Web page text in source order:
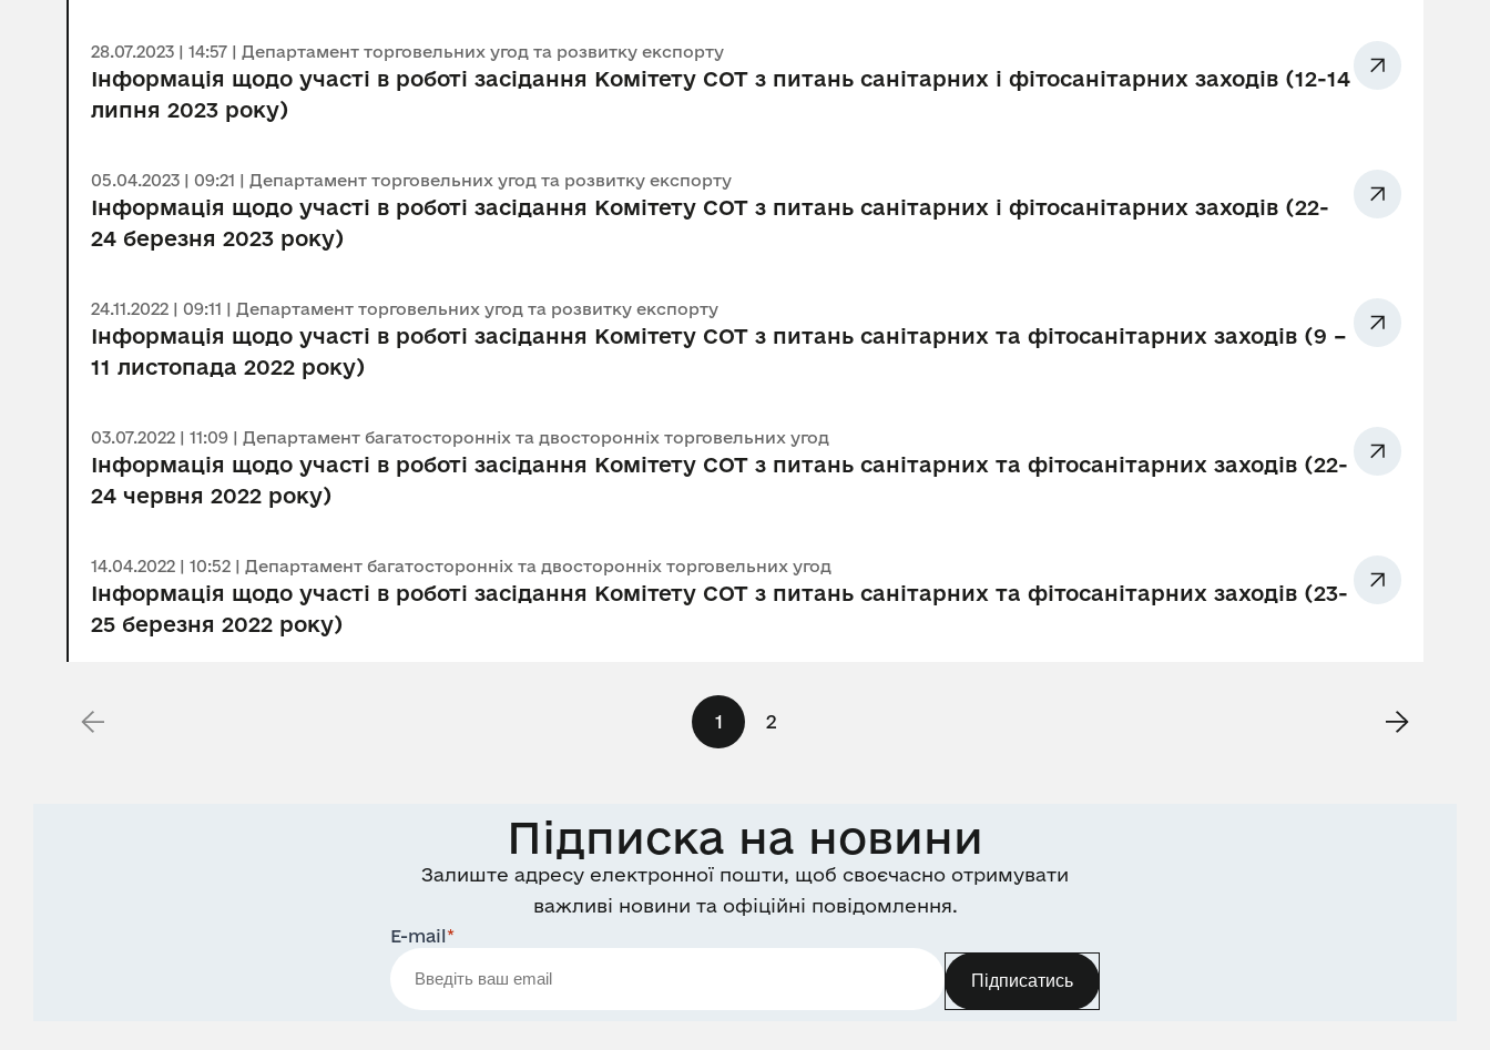
28.07.2023 | 14:57 | Департамент торговельних угод та розвитку експорту
Інформація щодо участі в роботі засідання Комітету СОТ з питань санітарних і фітосанітарних заходів (12-14
липня 2023 року)
05.04.2023 | 09:21 | Департамент торговельних угод та розвитку експорту
Інформація щодо участі в роботі засідання Комітету СОТ з питань санітарних і фітосанітарних заходів (22-
24 березня 2023 року)
24.11.2022 | 09:11 | Департамент торговельних угод та розвитку експорту
Інформація щодо участі в роботі засідання Комітету СОТ з питань санітарних та фітосанітарних заходів (9 –
11 листопада 2022 року)
03.07.2022 | 11:09 | Департамент багатосторонніх та двосторонніх торговельних угод
Інформація щодо участі в роботі засідання Комітету СОТ з питань санітарних та фітосанітарних заходів (22-
24 червня 2022 року)
14.04.2022 | 10:52 | Департамент багатосторонніх та двосторонніх торговельних угод
Інформація щодо участі в роботі засідання Комітету СОТ з питань санітарних та фітосанітарних заходів (23-
25 березня 2022 року)
1 2
Підписка на новини
Залиште адресу електронної пошти, щоб своєчасно отримувати
важливі новини та офіційні повідомлення.
E-mail*
Підписатись